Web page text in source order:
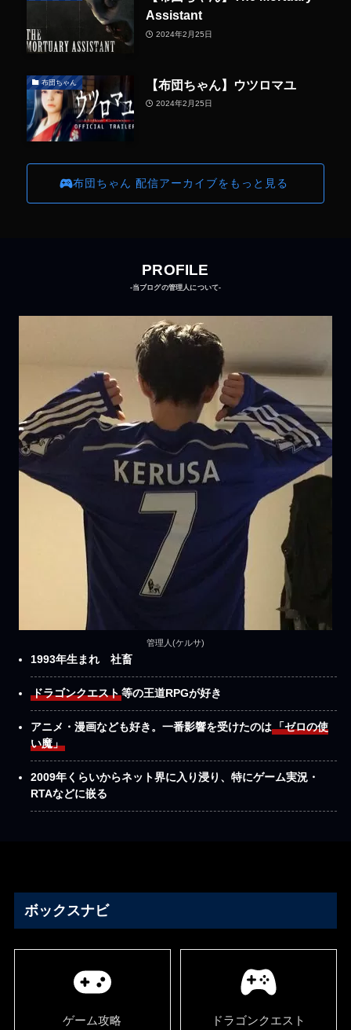
Assistant
2024年2月25日
布団ちゃん 【布団ちゃん】ウツロマユ
2024年2月25日
布団ちゃん 配信アーカイブをもっと見る
PROFILE
-当ブログの管理人について-
管理人(ケルサ)
1993年生まれ 社畜
ドラゴンクエスト等の王道RPGが好き
アニメ・漫画なども好き。一番影響を受けたのは「ゼロの使
い魔」
2009年くらいからネット界に入り浸り、特にゲーム実況・
RTAなどに嵌る
ボックスナビ
ゲーム攻略 ドラゴンクエスト